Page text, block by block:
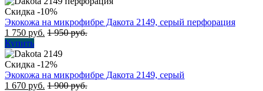
Скидка -10%
Экокожа на микрофибре Дакота 2149, серый перфорация
1 750 руб. 1 950руб.
Купить
Скидка -12%
Экокожа на микрофибре Дакота 2149, серый
1 670 руб. 1 900руб.